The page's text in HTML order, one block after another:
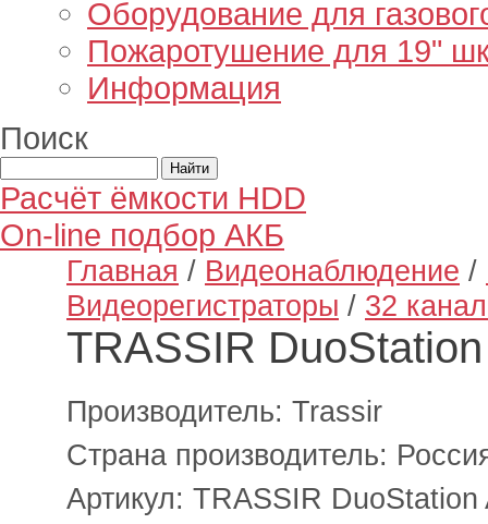
Оборудование для
Пожаротушение для 19"
Информация
Поиск
Расчёт ёмкости HDD
On-line подбор АКБ
Главная / Видеонаблюдение /
Видеорегистраторы / 32
TRASSIR
Производитель: Trassir
Страна производитель:
Артикул: TRASSIR DuoStation